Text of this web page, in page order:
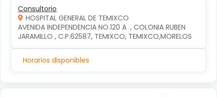
Consultorio
HOSPITAL GENERAL DE TEMIXCO
AVENIDA INDEPENDENCIA NO.120 A  , COLONIA RUBEN
JARAMILLO , C.P.62587, TEMIXCO, TEMIXCO,MORELOS
Horarios disponibles